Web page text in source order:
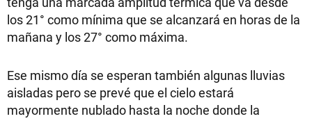
los 21° como mínima que se alcanzará en horas de la
mañana y los 27° como máxima.
Ese mismo día se esperan también algunas lluvias
aisladas pero se prevé que el cielo estará
mayormente nublado hasta la noche donde la